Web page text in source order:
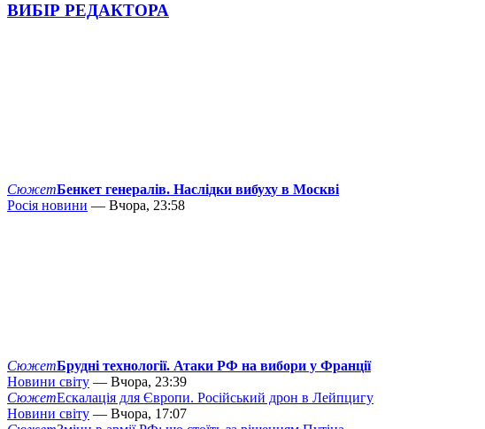
ВИБІР РЕДАКТОРА
СюжетБенкет генералів. Наслідки вибуху в Москві
Росія новини — Вчора, 23:58
СюжетБрудні технології. Атаки РФ на вибори у Франції
Новини світу — Вчора, 23:39
СюжетЕскалація для Європи. Російський дрон в Лейпцигу
Новини світу — Вчора, 17:07